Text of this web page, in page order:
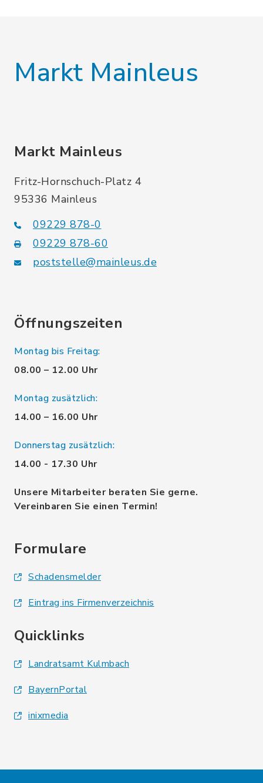
Markt Mainleus
Markt Mainleus
Fritz-Hornschuch-Platz 4
95336 Mainleus
09229 878-0
09229 878-60
poststelle@mainleus.de
Öffnungszeiten
Montag bis Freitag:
08.00 – 12.00 Uhr
Montag zusätzlich:
14.00 – 16.00 Uhr
Donnerstag zusätzlich:
14.00 - 17.30 Uhr
Unsere Mitarbeiter beraten Sie gerne.
Vereinbaren Sie einen Termin!
Formulare
Schadensmelder
Eintrag ins Firmenverzeichnis
Quicklinks
Landratsamt Kulmbach
BayernPortal
inixmedia